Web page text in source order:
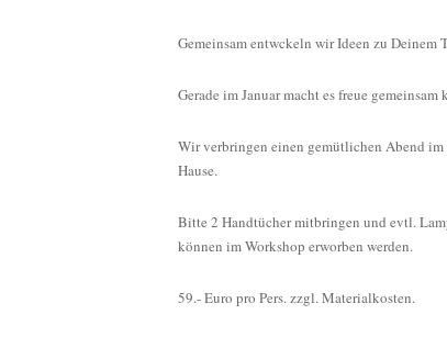
Gemeinsam entwckeln wir Ideen zu Deinem
Gerade im Januar macht es freue gemeinsam
Wir verbringen einen gemütlichen Abend
Hause.
Bitte 2 Handtücher mitbringen und evtl.
können im Workshop erworben werden.
59.- Euro pro Pers. zzgl. Materialkosten.